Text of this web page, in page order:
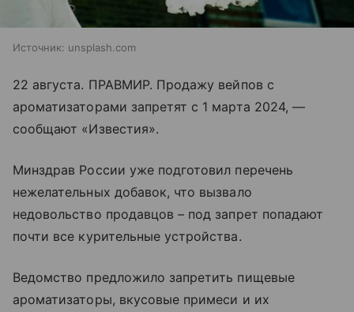
Источник: unsplash.com
22 августа. ПРАВМИР. Продажу вейпов с
ароматизаторами запретят с 1 марта 2024, —
сообщают «Известия».
Минздрав России уже подготовил перечень
нежелательных добавок, что вызвало
недовольство продавцов – под запрет попадают
почти все курительные устройства.
Ведомство предложило запретить пищевые
ароматизаторы, вкусовые примеси и их